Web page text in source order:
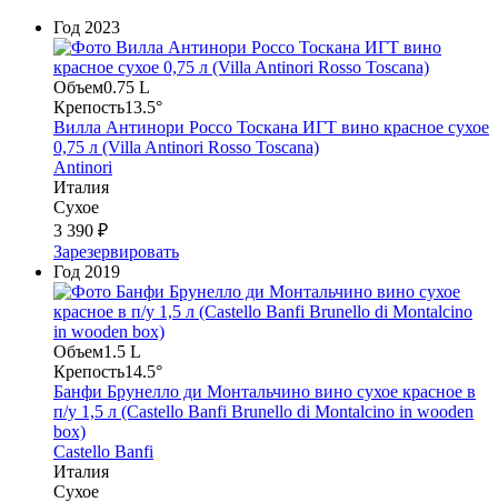
Год 2023
Объем0.75 L
Крепость13.5°
Вилла Антинори Россо Тоскана ИГТ вино красное сухое
0,75 л (Villa Antinori Rosso Toscana)
Antinori
Италия
Сухое
3 390 ₽
Зарезервировать
Год 2019
Объем1.5 L
Крепость14.5°
Банфи Брунелло ди Монтальчино вино сухое красное в
п/у 1,5 л (Castello Banfi Brunello di Montalcino in wooden
box)
Castello Banfi
Италия
Сухое